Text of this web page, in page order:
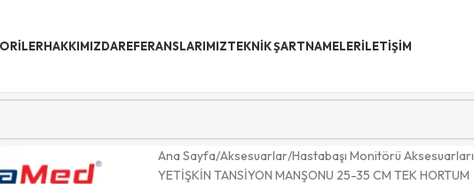
HAKKIMIZDAREFERANSLARIMIZTEKNIK ŞARTNAMELERİLETIŞIM
Ana Sayfa Aksesuarlar Hastabaşı Monitörü Aksesuarları
YETİŞKİN TANSİYON MANŞONU 25-35 CM TEK HORTUM